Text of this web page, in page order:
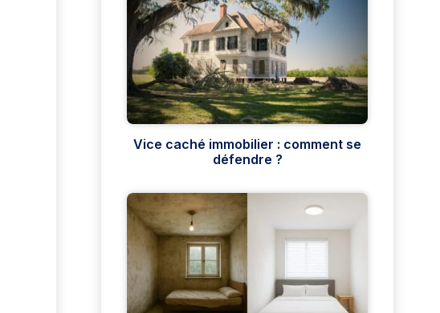
Vice caché immobilier : comment se
défendre ?